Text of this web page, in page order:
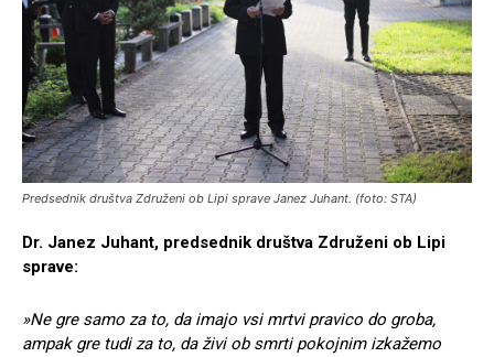
Predsednik društva Združeni ob Lipi sprave Janez Juhant. (foto: STA)
Dr. Janez Juhant, predsednik društva Združeni ob Lipi
sprave:
»Ne gre samo za to, da imajo vsi mrtvi pravico do groba,
ampak gre tudi za to, da živi ob smrti pokojnim izkažemo